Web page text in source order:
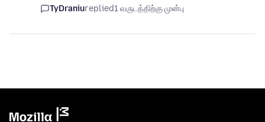
TyDraniureplied1 வருடத்திற்கு முன்பு